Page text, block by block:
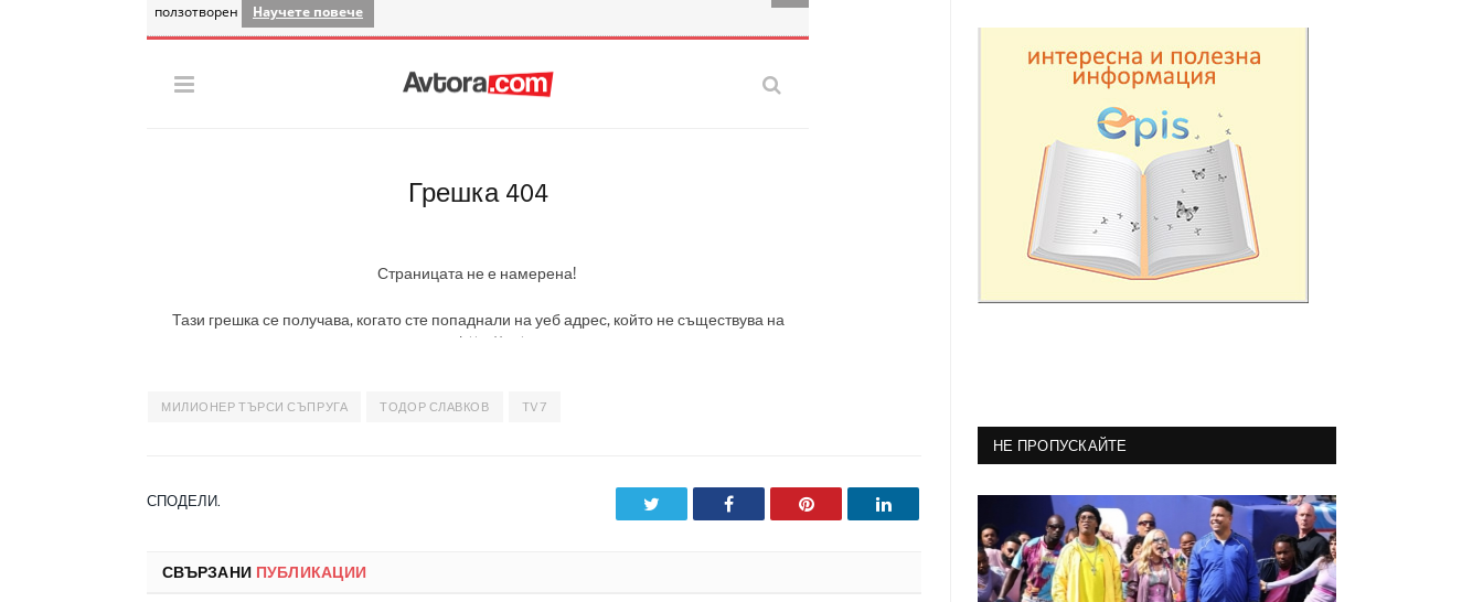
МИЛИОНЕР ТЪРСИ СЪПРУГА ТОДОР СЛАВКОВ TV7
СПОДЕЛИ. Facebook Pinterest LinkedIn
СВЪРЗАНИ ПУБЛИКАЦИИ
НЕ ПРОПУСКАЙТЕ